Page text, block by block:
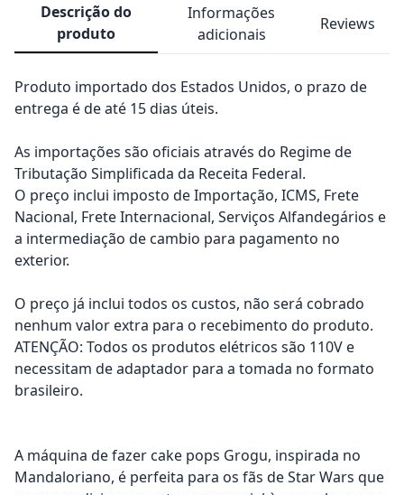
Descrição do
produto
Informações
adicionais
Reviews
Produto importado dos Estados Unidos, o prazo de
entrega é de até 15 dias úteis.
As importações são oficiais através do Regime de
Tributação Simplificada da Receita Federal.
O preço inclui imposto de Importação, ICMS, Frete
Nacional, Frete Internacional, Serviços Alfandegários e
a intermediação de cambio para pagamento no
exterior.
O preço já inclui todos os custos, não será cobrado
nenhum valor extra para o recebimento do produto.
ATENÇÃO: Todos os produtos elétricos são 110V e
necessitam de adaptador para a tomada no formato
brasileiro.
A máquina de fazer cake pops Grogu, inspirada no
Mandaloriano, é perfeita para os fãs de Star Wars que